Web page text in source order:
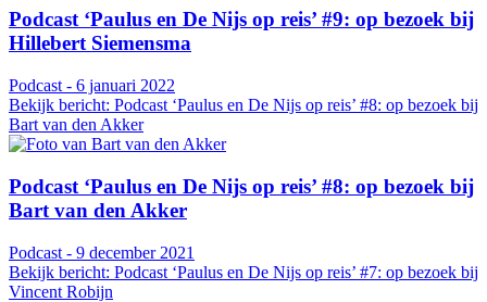
Podcast ‘Paulus en De Nijs op reis’ #9: op bezoek bij
Hillebert Siemensma
Podcast - 6 januari 2022
Bekijk bericht: Podcast ‘Paulus en De Nijs op reis’ #8: op bezoek bij
Bart van den Akker
Podcast ‘Paulus en De Nijs op reis’ #8: op bezoek bij
Bart van den Akker
Podcast - 9 december 2021
Bekijk bericht: Podcast ‘Paulus en De Nijs op reis’ #7: op bezoek bij
Vincent Robijn